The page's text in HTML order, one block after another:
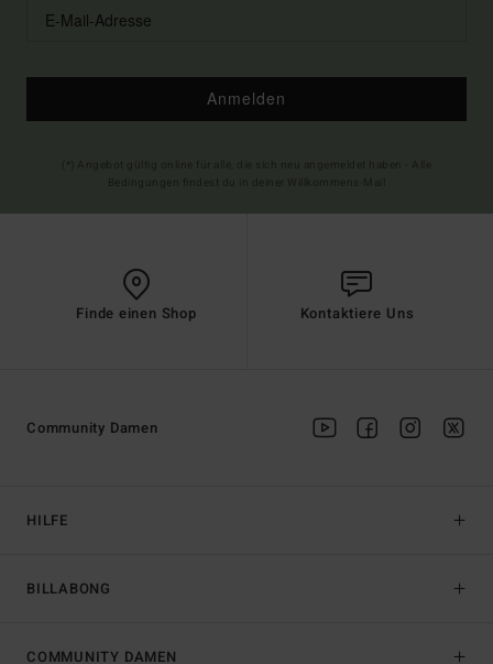
Anmelden
Finde einen Shop Kontaktiere Uns
HILFE
BILLABONG
Community Damen
COMMUNITY DAMEN